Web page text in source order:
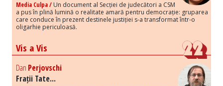
Media Culpa / Un document al Secției de judecători a CSM
a pus în plină lumină o realitate amară pentru democrație: gruparea
care conduce în prezent destinele justiției s-a transformat într-o
oligarhie periculoasă.
Vis a Vis
Dan Perjovschi
Frații Tate...